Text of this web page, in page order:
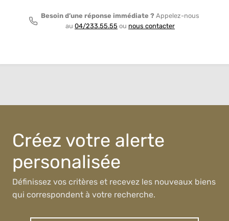
Besoin d’une réponse immédiate ? Appelez-nous
au 04/233.55.55 ou nous contacter
Créez votre alerte
personalisée
Définissez vos critères et recevez les nouveaux biens
qui correspondent à votre recherche.